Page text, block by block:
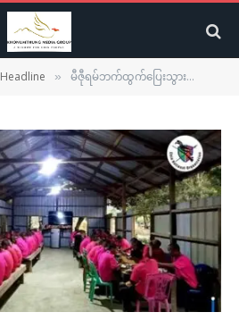
Headline » မီဇီုရမ်ဘက်ထွက်ပြေးသွားသော စစ်သုံ့ပန်းများကို အိန္ဒိယစစ်တပ်က ရဟတ်ယာဉ်ဖြင့်ခေါ်ထုတ်သွား